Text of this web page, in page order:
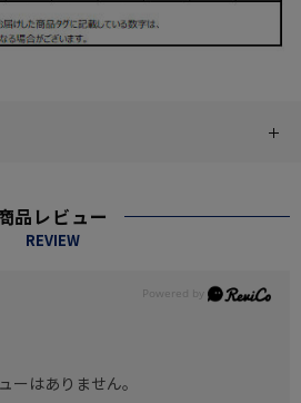
品レビュー
REVIEW
ーはありません。